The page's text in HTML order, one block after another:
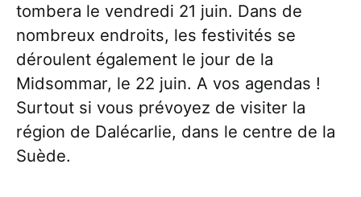
tombera le vendredi 21 juin. Dans de
nombreux endroits, les festivités se
déroulent également le jour de la
Midsommar, le 22 juin. A vos agendas !
Surtout si vous prévoyez de visiter la
région de Dalécarlie, dans le centre de la
Suède.